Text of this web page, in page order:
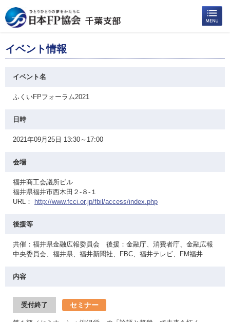
イベント情報
イベント名
ふくいFPフォーラム2021
日時
2021年09月25日 13:30～17:00
会場
福井商工会議所ビル
福井県福井市西木田２-８-１
URL：
http://www.fcci.or.jp/fbil/access/index.php
後援等
共催：福井県金融広報委員会 後援：金融庁、消費者庁、金融広報
中央委員会、福井県、福井新聞社、FBC、福井テレビ、FM福井
内容
受付終了 セミナー